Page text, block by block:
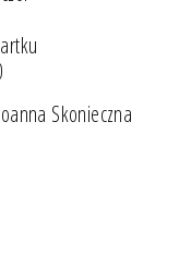
Skonieczna